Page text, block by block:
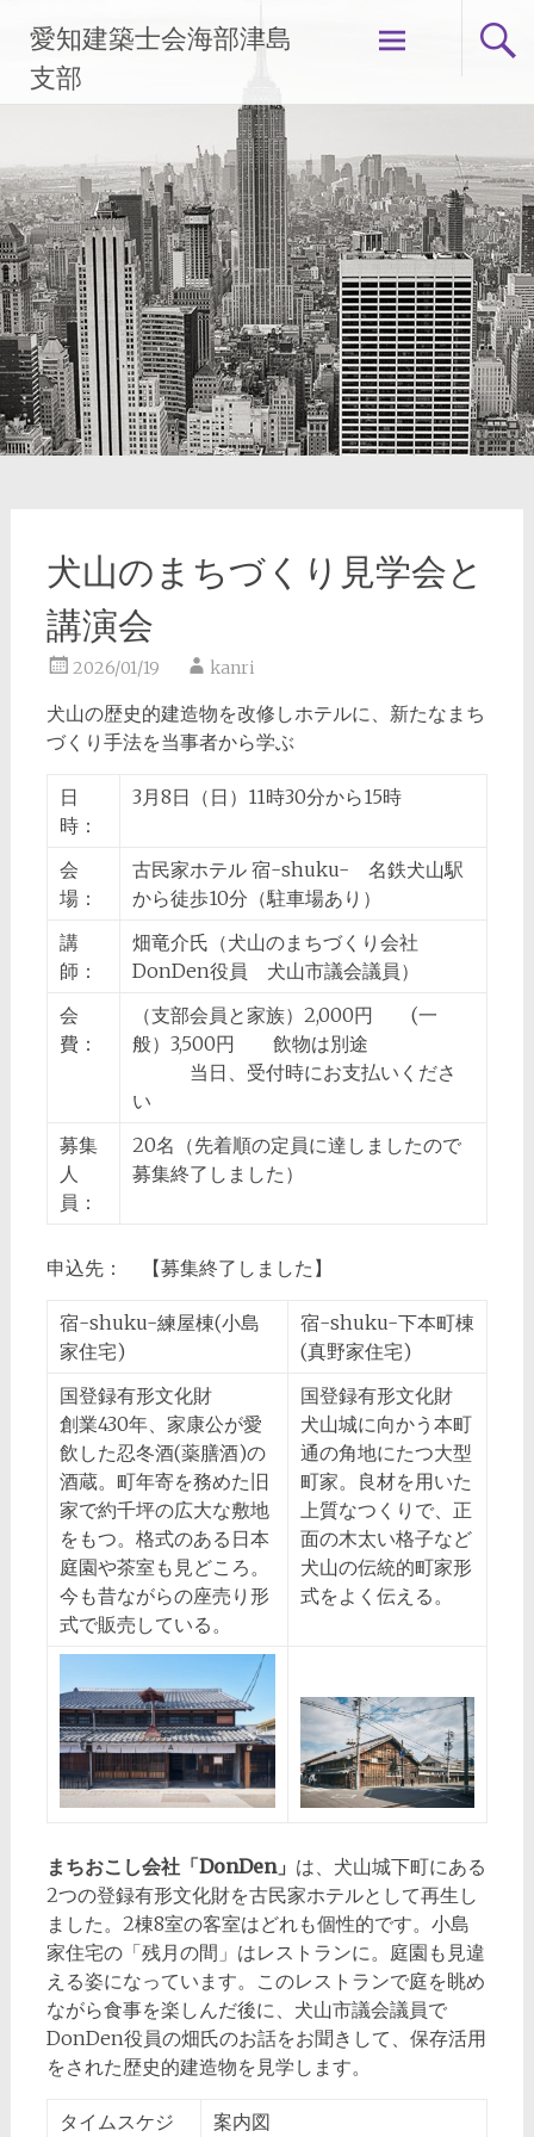
ン
ス
キ
ッ
プ
愛知建築士会海部津島
支部
犬山のまちづくり見学会と
講演会
2026/01/19 kanri
犬山の歴史的建造物を改修しホテルに、新たなまち
づくり手法を当事者から学ぶ
日
時：
3月8日（日）11時30分から15時
会
場：
古民家ホテル 宿-shuku- 名鉄犬山駅
から徒歩10分（駐車場あり）
講
師：
畑竜介氏（犬山のまちづくり会社
DonDen役員 犬山市議会議員）
会
費：
（支部会員と家族）2,000円 (一
般）3,500円 飲物は別途
当日、受付時にお支払いくださ
い
募集
人
員：
20名（先着順の定員に達しましたので
募集終了しました）
申込先： 【募集終了しました】
宿-shuku-練屋棟(小島
家住宅)
宿-shuku-下本町棟
(真野家住宅)
国登録有形文化財
創業430年、家康公が愛
飲した忍冬酒(薬膳酒)の
酒蔵。町年寄を務めた旧
家で約千坪の広大な敷地
をもつ。格式のある日本
庭園や茶室も見どころ。
今も昔ながらの座売り形
式で販売している。
国登録有形文化財
犬山城に向かう本町
通の角地にたつ大型
町家。良材を用いた
上質なつくりで、正
面の木太い格子など
犬山の伝統的町家形
式をよく伝える。
まちおこし会社「DonDen」 は、犬山城下町にある
2つの登録有形文化財を古民家ホテルとして再生し
ました。2棟8室の客室はどれも個性的です。小島
家住宅の「残月の間」はレストランに。庭園も見違
える姿になっています。このレストランで庭を眺め
ながら食事を楽しんだ後に、犬山市議会議員で
DonDen役員の畑氏のお話をお聞きして、保存活用
をされた歴史的建造物を見学します。
タイムスケジ 案内図